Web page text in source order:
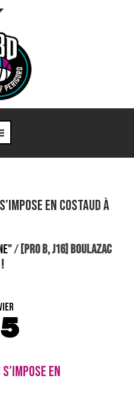
en costaud à
/ [PRO B, J16] BOULAZAC
!
EN